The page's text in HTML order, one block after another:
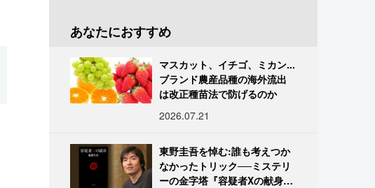
あなたにおすすめ
マスカット、イチゴ、ミカン...
ブランド農産品種の海外流出
は改正種苗法で防げるのか
2026.07.21
東野圭吾を悼む:誰も考えつか
なかったトリック──ミステリ
ーの金字塔『容疑者Xの献身』